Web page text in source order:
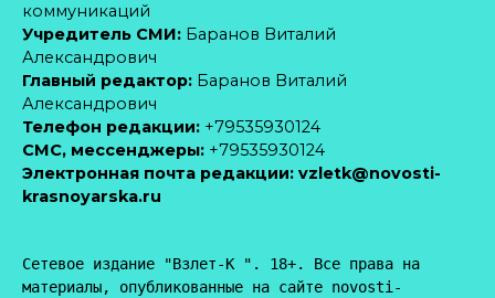
коммуникаций
Учредитель СМИ: Баранов Виталий
Александрович
Главный редактор: Баранов Виталий
Александрович
Телефон редакции: +79535930124
CМС, мессенджеры: +79535930124
Электронная почта редакции: vzletk@novosti-
krasnoyarska.ru
Сетевое издание "Взлет-К ". 18+. Все права на
материалы, опубликованные на сайте novosti-